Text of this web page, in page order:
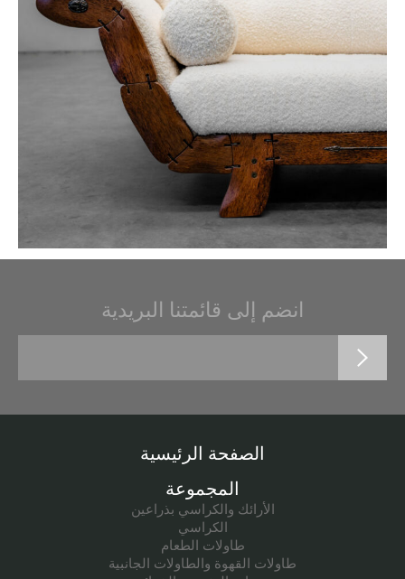
انضم إلى قائمتنا البريدية
الصفحة الرئيسية
المجموعة
الأرائك والكراسي بذراعين
الكراسي
طاولات الطعام
طاولات القهوة والطاولات الجانبية